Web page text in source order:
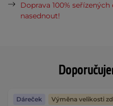
Dáreček Výměna velikosti
Doprava 100%
nasednout!